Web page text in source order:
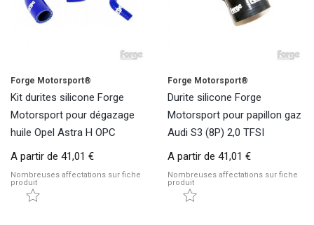
Forge Motorsport®
Kit durites silicone Forge
Motorsport pour dégazage
huile Opel Astra H OPC
A partir de 41,01 €
Nombreuses affectations sur fiche
produit
Forge Motorsport®
Durite silicone Forge
Motorsport pour papillon gaz
Audi S3 (8P) 2,0 TFSI
A partir de 41,01 €
Nombreuses affectations sur fiche
produit